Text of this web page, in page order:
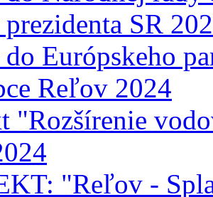
SR
Európskeho
Reľov 2024
"Rozšírenie
"Reľov -